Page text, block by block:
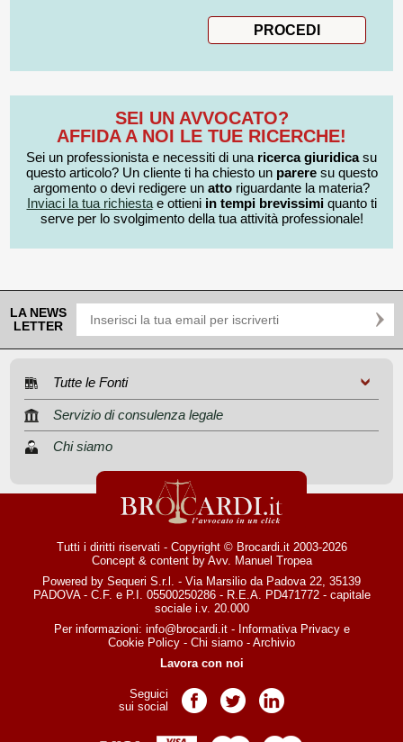
SEI UN AVVOCATO?
AFFIDA A NOI LE TUE RICERCHE!
Sei un professionista e necessiti di una ricerca giuridicasu
questo articolo? Un cliente ti ha chiesto un pareresu questo
argomento o devi redigere un atto riguardante la materia?
Inviaci la tua richiestae ottieni in tempi brevissimiquanto ti
serve per lo svolgimento della tua attività professionale!
LA NEWS
LETTER
Tutte le Fonti
Servizio di consulenza legale
Chi siamo
Tutti i diritti riservati - Copyright © Brocardi.it 2003-2026
Concept & content by Avv. Manuel Tropea
Powered by Sequeri S.r.l. - Via Marsilio da Padova 22, 35139
PADOVA - C.F. e P.I. 05500250286 - R.E.A. PD471772 - capitale
sociale i.v. 20.000
Per informazioni: info@brocardi.it- Informativa Privacye
Cookie Policy - Chi siamo - Archivio
Lavora con noi
Seguici
sui social
Pagina Facebook
Pagina TwitterPagina LinkedIn